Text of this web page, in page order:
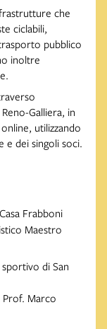
che
ciclabili,
pubblico
inoltre
Galliera, in
utilizzando
e dei singoli soci.
Frabboni
Maestro
di San
Marco